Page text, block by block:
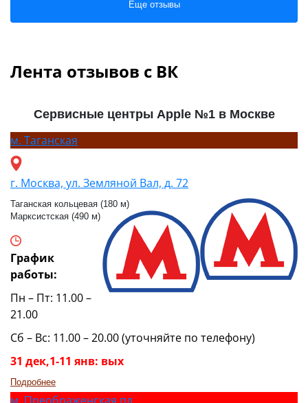
Еще отзывы
Лента отзывов с ВК
Сервисные центры Apple №1 в Москве
м. Таганская
г. Москва, ул. Земляной Вал, д. 72
Таганская кольцевая (180 м)
Марксистская (490 м)
График
работы:
Пн – Пт: 11.00 –
21.00
Сб – Вс: 11.00 – 20.00 (уточняйте по телефону)
31 дек,1-11 янв: вых
Подробнее